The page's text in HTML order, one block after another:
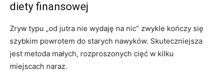
diety finansowej
Zryw typu „od jutra nie wydaję na nic” zwykle kończy się
szybkim powrotem do starych nawyków. Skuteczniejsza
jest metoda małych, rozproszonych cięć w kilku
miejscach naraz.